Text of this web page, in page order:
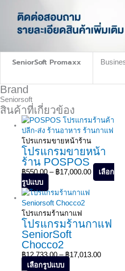
SeniorSoft Promaxx
Brand
Seniorsoft
สินค้าที่เกี่ยวข้อง
โปรแกรมขายหน้าร้าน
โปรแกรมขายหน้า
ร้าน POSPOS
฿550.00 – ฿17,000.00
เลือก
รูปแบบ
โปรแกรมร้านกาแฟ
โปรแกรมร้านกาแฟ
SeniorSoft
Chocco2
฿12,733.00 – ฿17,013.00
เลือกรูปแบบ